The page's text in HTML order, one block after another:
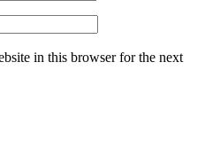
in this browser for the next